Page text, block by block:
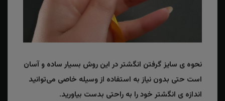
نحوه ی سایز گرفتن انگشتر در این روش بسیار ساده و آسان
است حتی بدون نیاز به استفاده از وسیله خاصی می‌توانید
اندازه ی انگشتر خود را به راحتی بدست بیاورید.